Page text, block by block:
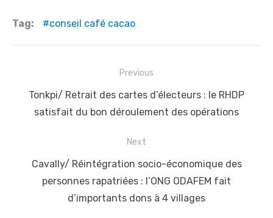
Tag: conseil café cacao
navigation
Previous
Previous
post:
Tonkpi/ Retrait des cartes d’électeurs : le RHDP
satisfait du bon déroulement des opérations
Next
NextCavally/ Réintégration socio-économique des
personnes rapatriées : l’ONG ODAFEM fait
d’importants dons à 4 villages